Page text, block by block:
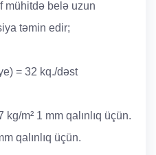
mühitdə belə uzun
təmin edir;
= 32 kq./dəst
m² 1 mm qalınlıq üçün.
qalınlıq üçün.